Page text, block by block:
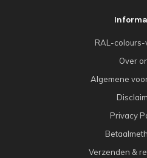
RAL-colours-
Over
Algemene
Privacy
Verzenden &